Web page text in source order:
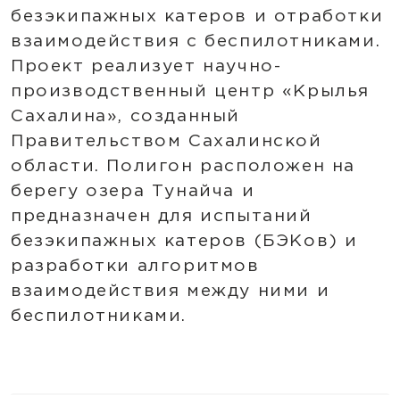
безэкипажных катеров и отработки
взаимодействия с беспилотниками.
Проект реализует научно-
производственный центр «Крылья
Сахалина», созданный
Правительством Сахалинской
области. Полигон расположен на
берегу озера Тунайча и
предназначен для испытаний
безэкипажных катеров (БЭКов) и
разработки алгоритмов
взаимодействия между ними и
беспилотниками.